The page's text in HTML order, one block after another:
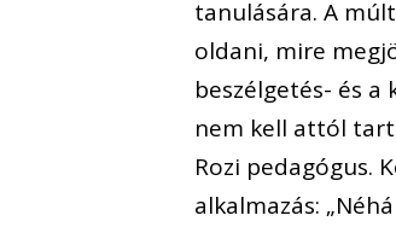
tanulására. A
oldani, mire
beszélgetés- és
nem kell attól
Rozi pedagógus.
alkalmazás: